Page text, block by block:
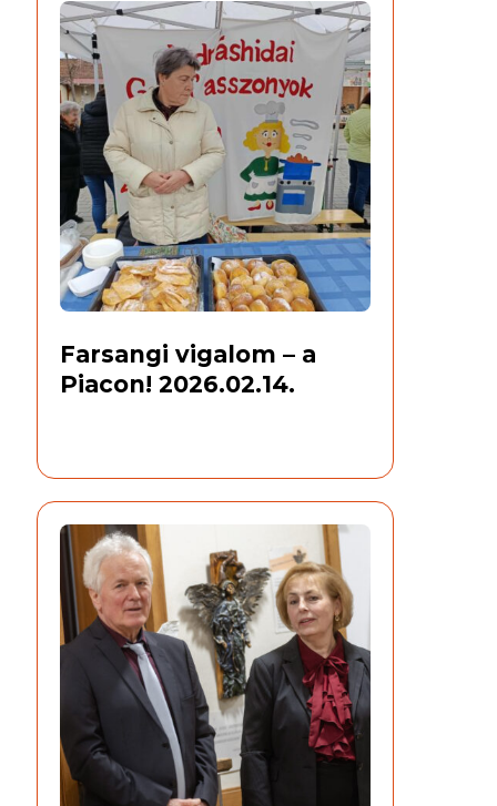
Farsangi vigalom – a
Piacon! 2026.02.14.